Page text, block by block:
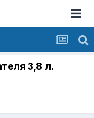
3,8 л.